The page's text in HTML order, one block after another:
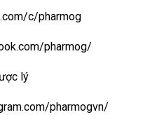
c/pharmog
pharmog/
lý
pharmogvn/